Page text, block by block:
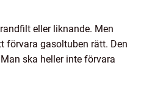
eller liknande. Men
förvara gasoltuben rätt. Den
ska heller inte förvara